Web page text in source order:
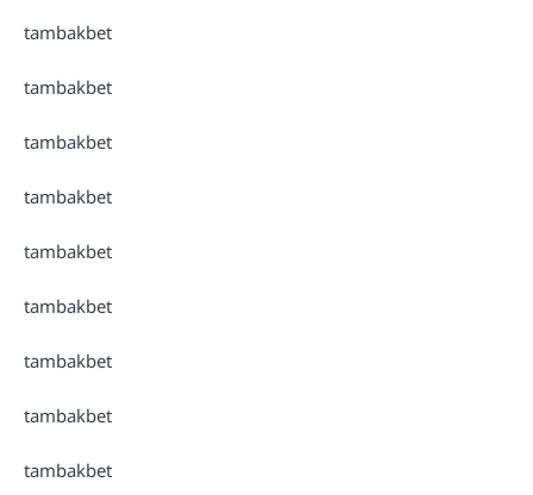
tambakbet
tambakbet
tambakbet
tambakbet
tambakbet
tambakbet
tambakbet
tambakbet
tambakbet